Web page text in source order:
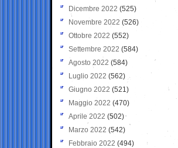
Dicembre 2022 (525)
Novembre 2022 (526)
Ottobre 2022 (552)
Settembre 2022 (584)
Agosto 2022 (584)
Luglio 2022 (562)
Giugno 2022 (521)
Maggio 2022 (470)
Aprile 2022 (502)
Marzo 2022 (542)
Febbraio 2022 (494)